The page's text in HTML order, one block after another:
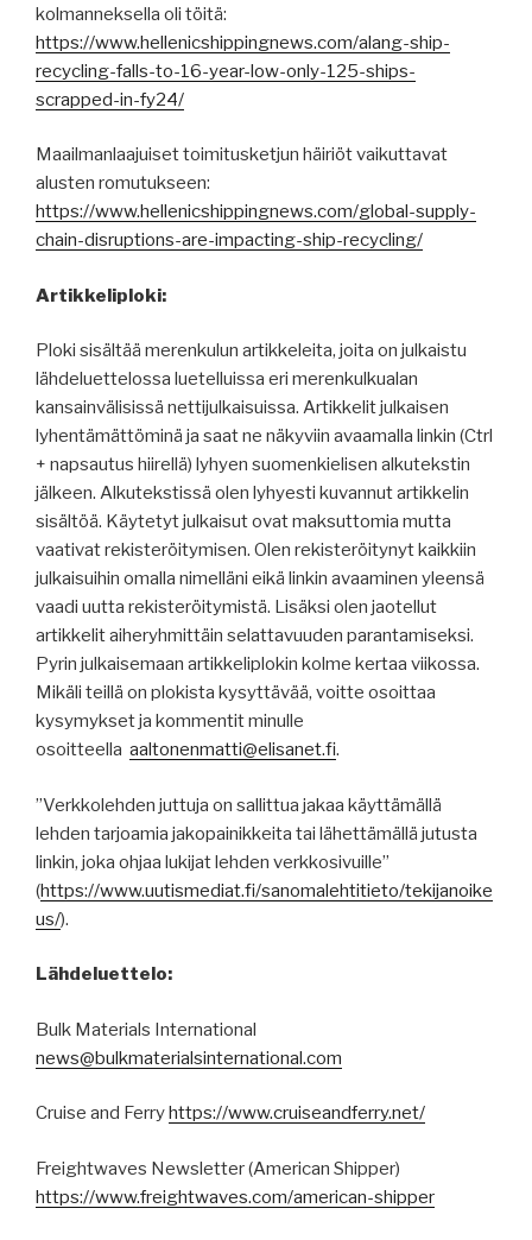
kolmanneksella oli töitä:
https://www.hellenicshippingnews.com/alang-ship-
recycling-falls-to-16-year-low-only-125-ships-
scrapped-in-fy24/
Maailmanlaajuiset toimitusketjun häiriöt vaikuttavat
alusten romutukseen:
https://www.hellenicshippingnews.com/global-supply-
chain-disruptions-are-impacting-ship-recycling/
Artikkeliploki:
Ploki sisältää merenkulun artikkeleita, joita on julkaistu
lähdeluettelossa luetelluissa eri merenkulkualan
kansainvälisissä nettijulkaisuissa. Artikkelit julkaisen
lyhentämättöminä ja saat ne näkyviin avaamalla linkin (Ctrl
+ napsautus hiirellä) lyhyen suomenkielisen alkutekstin
jälkeen. Alkutekstissä olen lyhyesti kuvannut artikkelin
sisältöä. Käytetyt julkaisut ovat maksuttomia mutta
vaativat rekisteröitymisen. Olen rekisteröitynyt kaikkiin
julkaisuihin omalla nimelläni eikä linkin avaaminen yleensä
vaadi uutta rekisteröitymistä. Lisäksi olen jaotellut
artikkelit aiheryhmittäin selattavuuden parantamiseksi.
Pyrin julkaisemaan artikkeliplokin kolme kertaa viikossa.
Mikäli teillä on plokista kysyttävää, voitte osoittaa
kysymykset ja kommentit minulle
osoitteella aaltonenmatti@elisanet.fi.
”Verkkolehden juttuja on sallittua jakaa käyttämällä
lehden tarjoamia jakopainikkeita tai lähettämällä jutusta
linkin, joka ohjaa lukijat lehden verkkosivuille”
(https://www.uutismediat.fi/sanomalehtitieto/tekijanoike
us/).
Lähdeluettelo:
Bulk Materials International
news@bulkmaterialsinternational.com
Cruise and Ferryhttps://www.cruiseandferry.net/
Freightwaves Newsletter (American Shipper)
https://www.freightwaves.com/american-shipper